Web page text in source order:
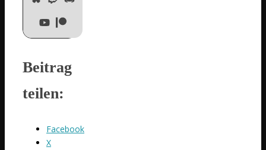
Beitrag
teilen:
Facebook
X